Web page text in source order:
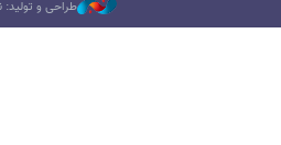
طراحی و تولید: